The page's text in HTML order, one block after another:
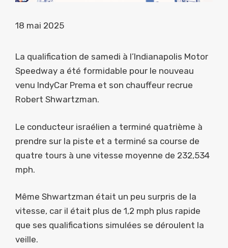
18 mai 2025
La qualification de samedi à l’Indianapolis Motor
Speedway a été formidable pour le nouveau
venu IndyCar Prema et son chauffeur recrue
Robert Shwartzman.
Le conducteur israélien a terminé quatrième à
prendre sur la piste et a terminé sa course de
quatre tours à une vitesse moyenne de 232,534
mph.
Même Shwartzman était un peu surpris de la
vitesse, car il était plus de 1,2 mph plus rapide
que ses qualifications simulées se déroulent la
veille.